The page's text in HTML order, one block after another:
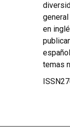
en
temas